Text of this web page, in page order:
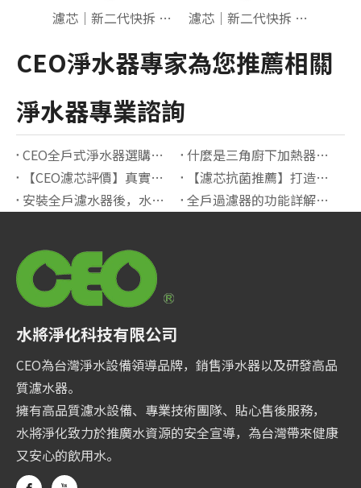
濾芯｜新二代快拆 長版 PP 1U 【長效抗菌】 濾芯｜新二代快拆 長版 高效燒結碳
CEO淨水器專家為您推薦相關
淨水器專業諮詢
CEO全戶式淨水器選購指南：打造純淨健康的居家用水環境
什麼是三角廚下加熱器？原理、優點與適用場景解析
【CEO濾芯評價】真實用戶分享，抗菌效果有感!
【濾芯抗菌推薦】打造健康洗滌環境首選指南
安裝全戶濾水器後，水塔會不會長青苔？如何預防？【完整解析+實用建議】
全戶過濾器的功能詳解及使用場景｜打造全屋淨水的最佳選擇
水將淨化科技有限公司
CEO為台灣淨水設備領導品牌，銷售淨水器以及研發高品
質濾水器。
擁有高品質濾水設備、專業技術團隊、貼心售後服務，
水將淨化致力於推廣水資源的安全宣導，為台灣帶來健康
又安心的飲用水。